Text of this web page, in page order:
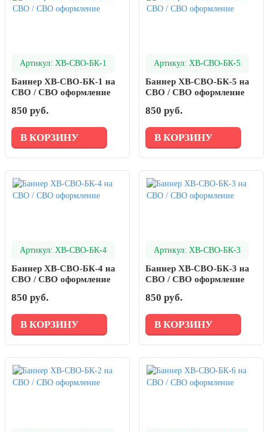
Артикул: ХВ-СВО-БК-1
Баннер ХВ-СВО-БК-1 на
СВО / СВО оформление
850 руб.
В КОРЗИНУ
Артикул: ХВ-СВО-БК-5
Баннер ХВ-СВО-БК-5 на
СВО / СВО оформление
850 руб.
В КОРЗИНУ
Артикул: ХВ-СВО-БК-4
Баннер ХВ-СВО-БК-4 на
СВО / СВО оформление
850 руб.
В КОРЗИНУ
Артикул: ХВ-СВО-БК-3
Баннер ХВ-СВО-БК-3 на
СВО / СВО оформление
850 руб.
В КОРЗИНУ